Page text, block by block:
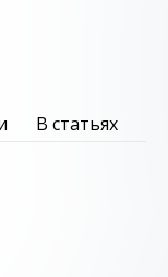
В статьях